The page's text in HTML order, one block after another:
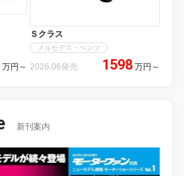
万円 ～
Ｓクラス
メルセデス・ベンツ
2026.06発売 1598 万円 ～
新刊案内